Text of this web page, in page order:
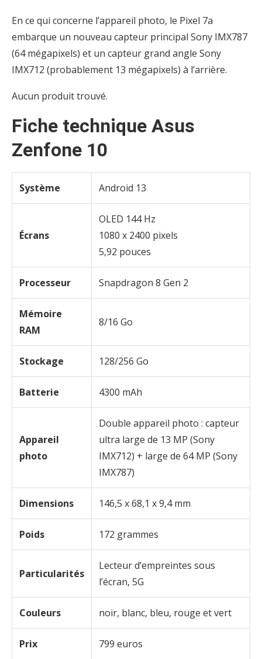
En ce qui concerne l’appareil photo, le Pixel 7a
embarque un nouveau capteur principal Sony IMX787
(64 mégapixels) et un capteur grand angle Sony
IMX712 (probablement 13 mégapixels) à l’arrière.
Aucun produit trouvé.
Fiche technique Asus
Zenfone 10
Système Android 13
Écrans
OLED 144 Hz
1080 x 2400 pixels
5,92 pouces
Processeur Snapdragon 8 Gen 2
Mémoire
RAM
8/16 Go
Stockage 128/256 Go
Batterie 4300 mAh
Appareil
photo
Double appareil photo : capteur
ultra large de 13 MP (Sony
IMX712) + large de 64 MP (Sony
IMX787)
Dimensions 146,5 x 68,1 x 9,4 mm
Poids 172 grammes
Particularités
Lecteur d’empreintes sous
l’écran, 5G
Couleurs noir, blanc, bleu, rouge et vert
Prix 799 euros